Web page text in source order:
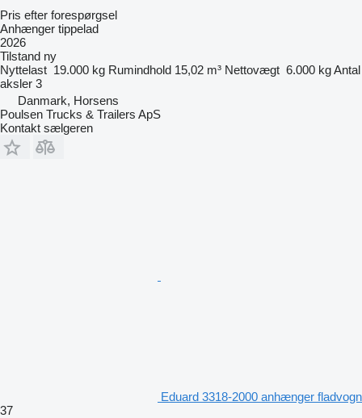
Pris efter forespørgsel
Anhænger tippelad
2026
Tilstand ny
Nyttelast 19.000 kg Rumindhold 15,02 m³ Nettovægt 6.000 kgAntal
aksler 3
Danmark, Horsens
Poulsen Trucks & Trailers ApS
Kontakt sælgeren
Eduard 3318-2000 anhænger fladvogn
37